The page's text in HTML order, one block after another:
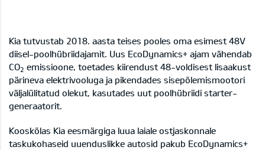
Kia tutvustab 2018. aasta teises pooles oma esimest 48V
diisel-poolhübriidajamit. Uus EcoDynamics+ ajam vähendab
CO2 emissioone, toetades kiirendust 48-voldisest lisaakust
pärineva elektrivooluga ja pikendades sisepõlemismootori
väljalülitatud olekut, kasutades uut poolhübriidi starter-
generaatorit.
Kooskõlas Kia eesmärgiga luua laiale ostjaskonnale
taskukohaseid uuenduslikke autosid pakub EcoDynamics+